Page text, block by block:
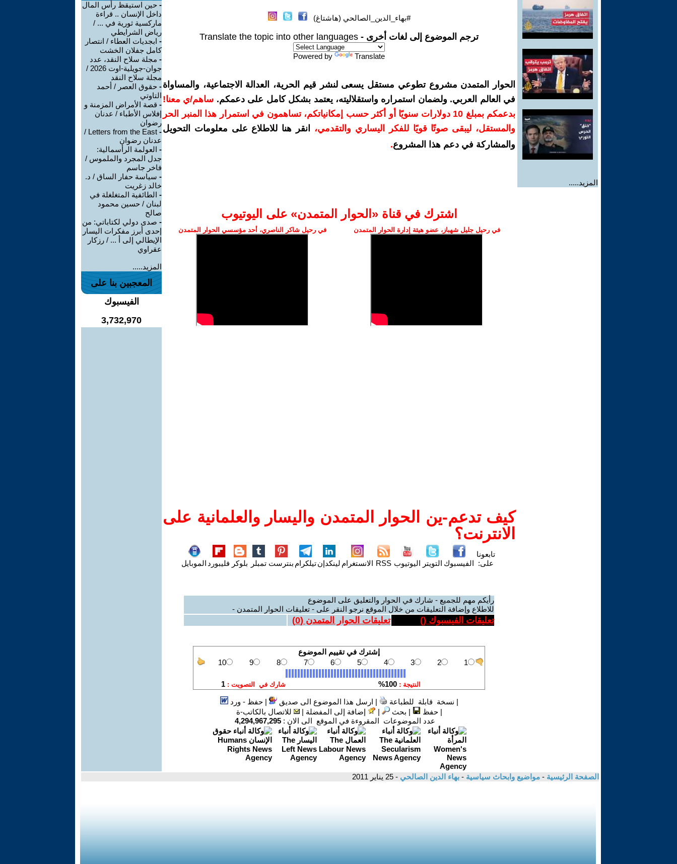
المزيد.....
#بهاء_الدين_الصالحي (هاشتاغ)
ترجم الموضوع إلى لغات أخرى - Translate the topic into other languages
Powered by Translate
الحوار المتمدن مشروع تطوعي مستقل يسعى لنشر قيم الحرية، العدالة الاجتماعية، والمساواة
في العالم العربي. ولضمان استمراره واستقلاليته، يعتمد بشكل كامل على دعمكم. ساهم/ي معنا!
بدعمكم بمبلغ 10 دولارات سنويًا أو أكثر حسب إمكانياتكم، تساهمون في استمرار هذا المنبر الحر
والمستقل، ليبقى صوتًا قويًا للفكر اليساري والتقدمي،
انقر هنا للاطلاع على معلومات التحويل
والمشاركة في دعم هذا المشروع.
اشترك في قناة ‫«الحوار المتمدن» على اليوتيوب
في رحيل جليل شهباز، عضو هيئة إدارة الحوار المتمدن في رحيل شاكر الناصري، أحد مؤسسي الحوار المتمدن
كيف تدعم-ين الحوار المتمدن واليسار والعلمانية على
الانترنت؟
تابعونا
على: الفيسبوك التويتر اليوتيوب RSS الانستغرام لينكدإنتيلكرام بنترست تمبلر بلوكر فليبورد الموبايل
رأيكم مهم للجميع - شارك في الحوار والتعليق على الموضوع
للاطلاع وإضافة التعليقات من خلال الموقع نرجو النقر على - تعليقات الحوار المتمدن -
تعليقات الفيسبوك () تعليقات الحوار المتمدن (0
)
| نسخة قابلة للطباعة | ارسل هذا الموضوع الى صديق |حفظ - ورد
|حفظ | بحث | إضافة إلى المفضلة |
للاتصال بالكاتب-ة
عدد الموضوعات المقروءة في الموقع الى الان : 4,294,967,295
- حين استيقظ رأس المال
داخل الإنسان .. قراءة
ماركسية ثورية في ... /
رياض الشرايطي
- ابجديات العطاء / انتصار
كامل جفلان الخشت
- مجلة سلاح النقد، عدد
جوان-جويلية-اوت 2026 /
مجلة سلاح النقد
- حقوق العصر / أحمد
التاوتي
- قصة الأمراض المزمنة و
إفلاس الأطباء / عدنان
رضوان
-
Letters from the East /
عدنان رضوان
- العولمة الرأسمالية:
جدل المجرد والملموس /
فاخر جاسم
- سياسة حفار الساق / د.
خالد زغريت
- الطائفية المتغلغلة في
لبنان / حسين محمود
صالح
- صدى دولي لكتاباتي: من
إحدى أبرز مفكرات اليسار
الإيطالي إلى أ ... / رزكار
عقراوي
المزيد.....
المعجبين بنا على
الفيسبوك
3,732,970
الصفحة الرئيسية - مواضيع وابحاث سياسية - بهاء الدين الصالحي - 25 يناير 2011